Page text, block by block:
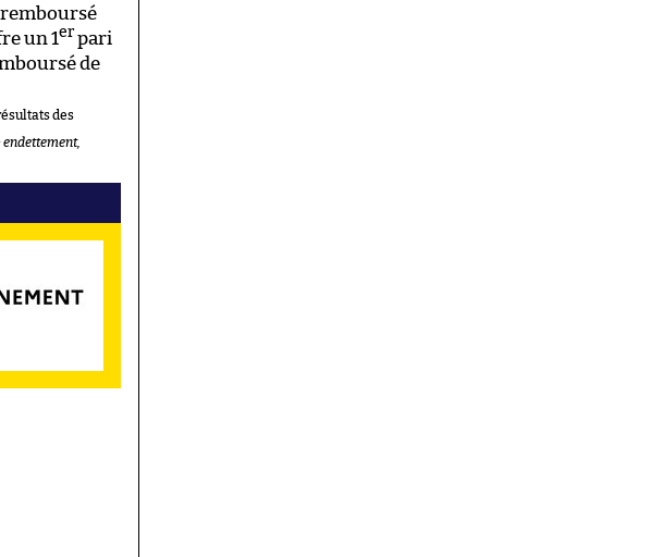
un 1er pari
de
des
endettement,